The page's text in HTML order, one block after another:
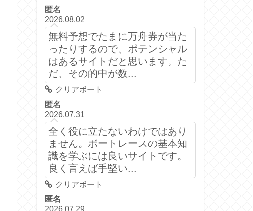
匿名
2026.08.02
無料予想でたまに万舟券が当た
ったりするので、ポテンシャル
はあるサイトだと思います。た
だ、その的中が数...
クリアボート
匿名
2026.07.31
全く役に立たないわけではあり
ません。ボートレースの基本知
識を学ぶには良いサイトです。
良く言えば手堅い...
クリアボート
匿名
2026.07.29